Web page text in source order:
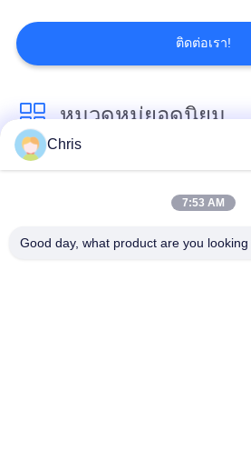
เครื่องทำกระด
ติดต่อเรา!
หมวดหมู่ยอดนิยม
วัสดุไม่เนื้อ รอล
Chris
7:53 AM
Good day, what product are you